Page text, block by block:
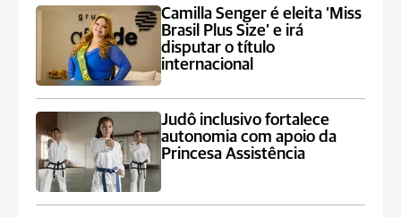
Camilla Senger é eleita ‘Miss
Brasil Plus Size’ e irá
disputar o título
internacional
Judô inclusivo fortalece
autonomia com apoio da
Princesa Assistência